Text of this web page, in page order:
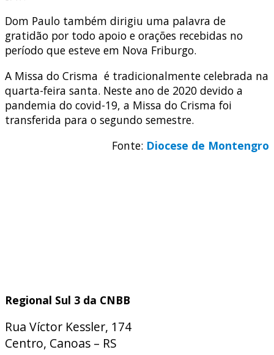
Dom Paulo também dirigiu uma palavra de
gratidão por todo apoio e orações recebidas no
período que esteve em Nova Friburgo.
A Missa do Crisma é tradicionalmente celebrada na
quarta-feira santa. Neste ano de 2020 devido a
pandemia do covid-19, a Missa do Crisma foi
transferida para o segundo semestre.
Fonte: Diocese de Montengro
Regional Sul 3 da CNBB
Rua Víctor Kessler, 174
Centro, Canoas – RS